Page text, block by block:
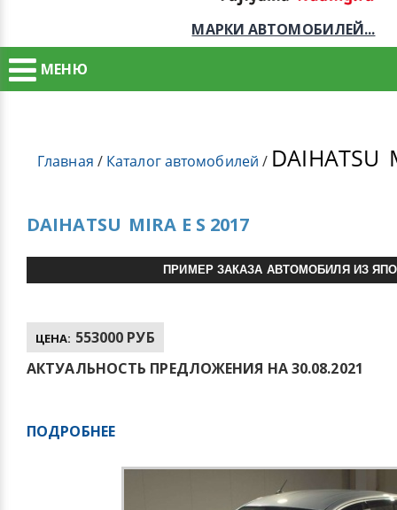
МАРКИ АВТОМОБИЛЕЙ...
МЕНЮ
Главная / Каталог автомобилей / DAIHATSU
DAIHATSU MIRA E S 2017
ПРИМЕР ЗАКАЗА АВТОМОБИЛЯ ИЗ
ЦЕНА: 553000 РУБ
АКТУАЛЬНОСТЬ ПРЕДЛОЖЕНИЯ НА 30.08.2021
ПОДРОБНЕЕ